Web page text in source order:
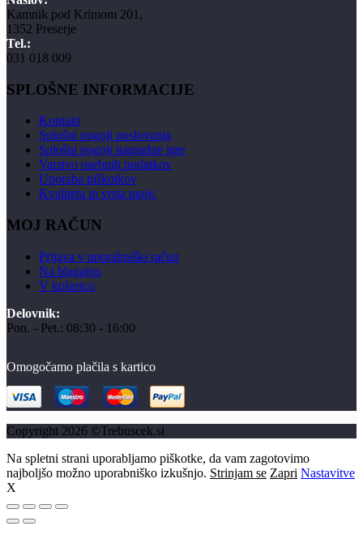
Kamnik pod Krimom 201,
1352 Preserje
Tel.:
031 018 009
SPLOŠNE INFORMACIJE
Kontakt
Splošni pogoji poslovanja
Splošni pogoji nagradne igre
Varstvo osebnih podatkov
Uporaba piškotkov
Kvaliteta in vrsta majic
MOJ RAČUN
Prijava v uporabniški račun
Na blagajno
V košarico
Delovnik:
Pon. - Pet.: 08:30 - 16:00
Omogočamo plačila s kartico
Copyright 2026 ©Trebuscek.si
Na spletni strani uporabljamo piškotke, da vam zagotovimo
najboljšo možno uporabniško izkušnjo. Strinjam se Zapri Nastavitve
X